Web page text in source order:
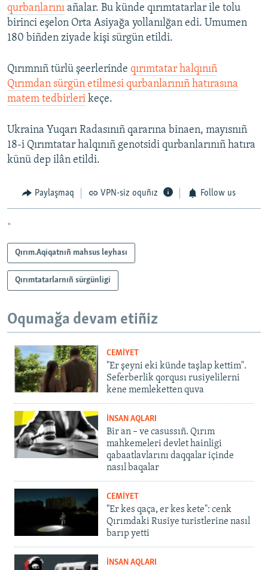
qurbanlarını añalar. Bu künde qırımtatarlar ile tolu
birinci eşelon Orta Asiyağa yollanılğan edi. Umumen
180 biñden ziyade kişi sürgün etildi.
Qırımnıñ türlü şeerlerinde qırımtatar halqınıñ
Qırımdan sürgün etilmesi qurbanlarınıñ hatırasına
matem tedbirleri keçe.
Ukraina Yuqarı Radasınıñ qararına binaen, mayısnıñ
18-i Qırımtatar halqınıñ genotsidi qurbanlarınıñ hatıra
künü dep ilân etildi.
Paylaşmaq VPN-siz oquñız Follow us
*
Qırım.Aqiqatnıñ mahsus leyhası
Qırımtatarlarnıñ sürgünligi
Oqumağa devam etiñiz
CEMİYET
"Er şeyni eki künde taşlap kettim".
Seferberlik qorqusı rusiyelilerni
kene memleketten quva
İNSAN AQLARI
Bir an – ve casussıñ. Qırım
mahkemeleri devlet hainligi
qabaatlavlarını daqqalar içinde
nasıl baqalar
CEMİYET
"Er kes qaça, er kes kete": cenk
Qırımdaki Rusiye turistlerine nasıl
barıp yetti
İNSAN AQLARI